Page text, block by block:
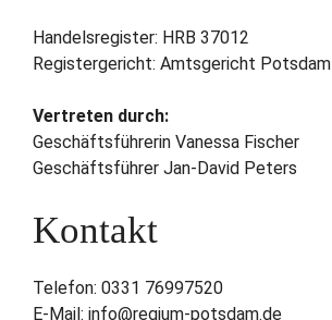
Handelsregister: HRB 37012
Registergericht: Amtsgericht Potsdam
Vertreten durch:
Geschäftsführerin Vanessa Fischer
Geschäftsführer Jan-David Peters
Kontakt
Telefon: 0331 76997520
E-Mail: info@regium-potsdam.de